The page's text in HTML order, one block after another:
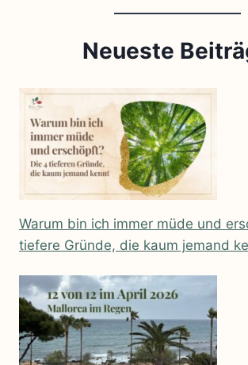
Neueste
Warum bin ich immer müde und
tiefere Gründe, die kaum jemand